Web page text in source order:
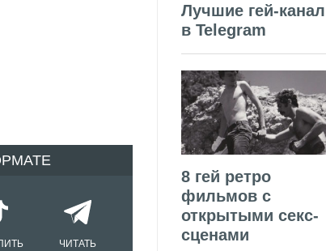
ЧИТАТЬ
Лучшие гей-
в Telegram
8 гей ретро
фильмов с
открытыми секс-
сценами